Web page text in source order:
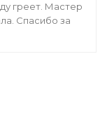
греет. Мастер
Спасибо за